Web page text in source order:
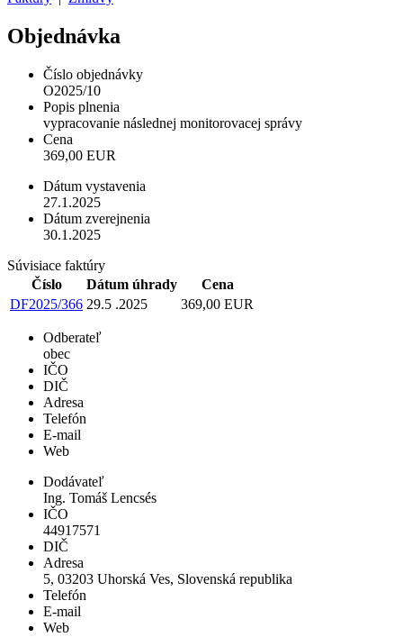
Objednávka
Číslo objednávky
O2025/10
Popis plnenia
vypracovanie následnej monitorovacej správy
Cena
369,00 EUR
Dátum vystavenia
27.1.2025
Dátum zverejnenia
30.1.2025
Súvisiace faktúry
Číslo
Dátum úhrady
Cena
DF2025/366 29.5 .2025 369,00 EUR
Odberateľ
obec
IČO
DIČ
Adresa
Telefón
E-mail
Web
Dodávateľ
Ing. Tomáš Lencsés
IČO
44917571
DIČ
Adresa
5, 03203 Uhorská Ves, Slovenská republika
Telefón
E-mail
Web